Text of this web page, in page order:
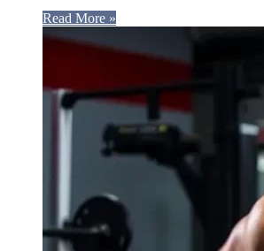
Read More »